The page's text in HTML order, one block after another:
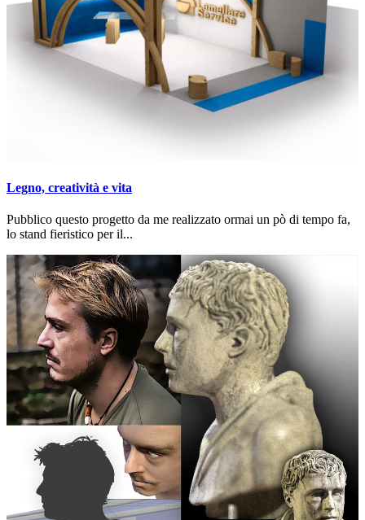
Legno, creatività e vita
Pubblico questo progetto da me realizzato ormai un pò di tempo fa,
lo stand fieristico per il...